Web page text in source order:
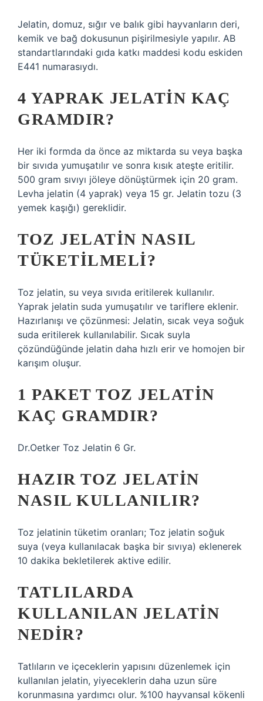
Jelatin, domuz, sığır ve balık gibi hayvanların deri,
kemik ve bağ dokusunun pişirilmesiyle yapılır. AB
standartlarındaki gıda katkı maddesi kodu eskiden
E441 numarasıydı.
4 YAPRAK JELATIN KAÇ
GRAMDIR?
Her iki formda da önce az miktarda su veya başka
bir sıvıda yumuşatılır ve sonra kısık ateşte eritilir.
500 gram sıvıyı jöleye dönüştürmek için 20 gram.
Levha jelatin (4 yaprak) veya 15 gr. Jelatin tozu (3
yemek kaşığı) gereklidir.
TOZ JELATIN NASIL
TÜKETILMELI?
Toz jelatin, su veya sıvıda eritilerek kullanılır.
Yaprak jelatin suda yumuşatılır ve tariflere eklenir.
Hazırlanışı ve çözünmesi: Jelatin, sıcak veya soğuk
suda eritilerek kullanılabilir. Sıcak suyla
çözündüğünde jelatin daha hızlı erir ve homojen bir
karışım oluşur.
1 PAKET TOZ JELATIN
KAÇ GRAMDIR?
Dr.Oetker Toz Jelatin 6 Gr.
HAZIR TOZ JELATIN
NASIL KULLANILIR?
Toz jelatinin tüketim oranları; Toz jelatin soğuk
suya (veya kullanılacak başka bir sıvıya) eklenerek
10 dakika bekletilerek aktive edilir.
TATLILARDA
KULLANILAN JELATIN
NEDIR?
Tatlıların ve içeceklerin yapısını düzenlemek için
kullanılan jelatin, yiyeceklerin daha uzun süre
korunmasına yardımcı olur. %100 hayvansal kökenli